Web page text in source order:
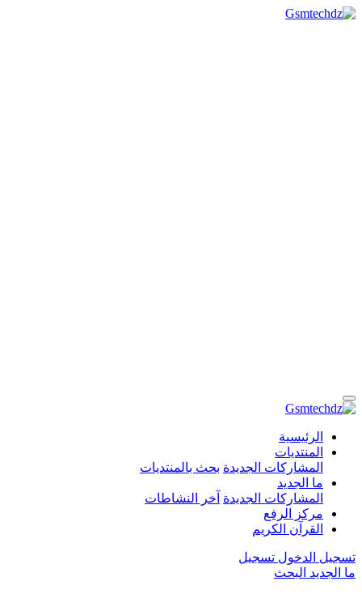
الرئيسية
المنتديات
المشاركات الجديدة بحث بالمنتديات
ما الجديد
المشاركات الجديدة آخر النشاطات
مركز الرفع
القرآن الكريم
تسجيل الدخول تسجيل
ما الجديد البحث